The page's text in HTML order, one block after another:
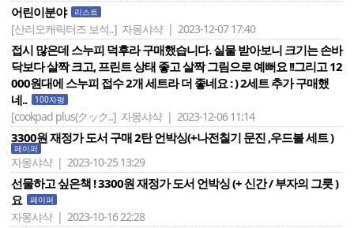
어린이분야 리스트
[산리오캐릭터즈 보석..] 자몽샤샥 | 2023-12-07 17:40
접시 많은데 스누피 덕후라 구매했습니다. 실물 받아보니 크기는 손바
닥보다 살짝 크고, 프린트 상태 좋고 살짝 그림으로 예뻐요 !!그리고 12
000원대에 스누피 접수 2개 세트라 더 좋네요 : ) 2세트 추가 구매했
네..
100자평
[cookpad plus(クック..] 자몽샤샥 | 2023-12-06 11:14
3300원 재정가 도서 구매 2탄 언박싱(+나전칠기 문진 ,우드볼 세트 )
페이퍼
자몽샤샥 | 2023-10-25 13:29
선물하고 싶은책 ! 3300원 재정가 도서 언박싱 (+ 신간 / 부자의 그릇 )
요
페이퍼
자몽샤샥 | 2023-10-16 22:28